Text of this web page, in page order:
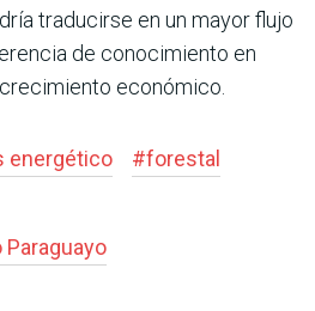
tra­ducirse en un mayor flujo
de conocimiento en
económico.
energético #forestal